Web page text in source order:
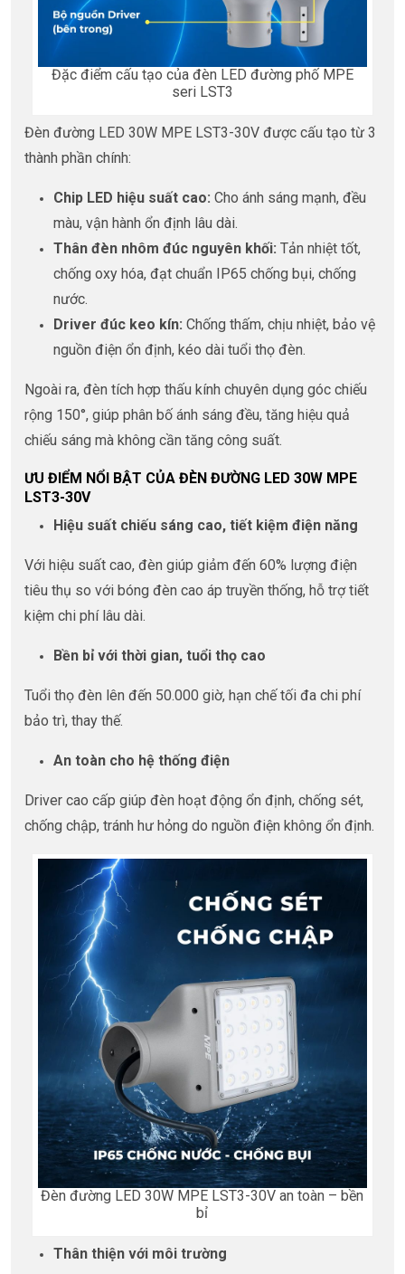
Đặc điểm cấu tạo của đèn LED đường phố MPE
seri LST3
Đèn đường LED 30W MPE LST3-30V được cấu tạo từ 3
thành phần chính:
Chip LED hiệu suất cao: Cho ánh sáng mạnh, đều
màu, vận hành ổn định lâu dài.
Thân đèn nhôm đúc nguyên khối: Tản nhiệt tốt,
chống oxy hóa, đạt chuẩn IP65 chống bụi, chống
nước.
Driver đúc keo kín: Chống thấm, chịu nhiệt, bảo vệ
nguồn điện ổn định, kéo dài tuổi thọ đèn.
Ngoài ra, đèn tích hợp thấu kính chuyên dụng góc chiếu
rộng 150°, giúp phân bố ánh sáng đều, tăng hiệu quả
chiếu sáng mà không cần tăng công suất.
ƯU ĐIỂM NỔI BẬT CỦA ĐÈN ĐƯỜNG LED 30W MPE
LST3-30V
Hiệu suất chiếu sáng cao, tiết kiệm điện năng
Với hiệu suất cao, đèn giúp giảm đến 60% lượng điện
tiêu thụ so với bóng đèn cao áp truyền thống, hỗ trợ tiết
kiệm chi phí lâu dài.
Bền bỉ với thời gian, tuổi thọ cao
Tuổi thọ đèn lên đến 50.000 giờ, hạn chế tối đa chi phí
bảo trì, thay thế.
An toàn cho hệ thống điện
Driver cao cấp giúp đèn hoạt động ổn định, chống sét,
chống chập, tránh hư hỏng do nguồn điện không ổn định.
Đèn đường LED 30W MPE LST3-30V an toàn – bền
bỉ
Thân thiện với môi trường